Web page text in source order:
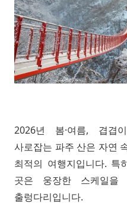
2026년 봄·여름, 겹겹
사로잡는 파주 산은 자연
최적의 여행지입니다.
곳은 웅장한 스케일을
출렁다리입니다.